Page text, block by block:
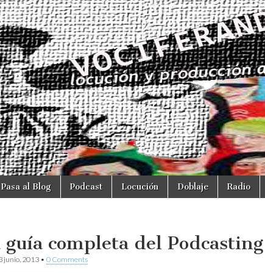
Pasa al Blog Podcast Locución Doblaje Radio
guía completa del Podcasting
junio, 2013 • 0 Comments